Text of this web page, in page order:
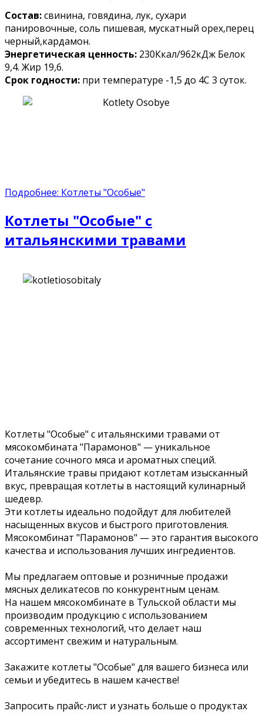
Состав:свинина, говядина, лук, сухари
панировочные, соль пишевая, мускатный орех,перец
черный,кардамон.
Энергетическая ценность: 230Ккал/962кДж Белок
9,4. Жир 19,6.
Срок годности: при температуре -1,5 до 4С 3 суток.
Подробнее: Котлеты "Особые"
Котлеты "Особые" с
итальянскими травами
Котлеты "Особые" с итальянскими травами от
мясокомбината "Парамонов" — уникальное
сочетание сочного мяса и ароматных специй.
Итальянские травы придают котлетам изысканный
вкус, превращая котлеты в настоящий кулинарный
шедевр.
Эти котлеты идеально подойдут для любителей
насыщенных вкусов и быстрого приготовления.
Мясокомбинат "Парамонов" — это гарантия высокого
качества и использования лучших ингредиентов.
Мы предлагаем оптовые и розничные продажи
мясных деликатесов по конкурентным ценам.
На нашем мясокомбинате в Тульской области мы
производим продукцию с использованием
современных технологий, что делает наш
ассортимент свежим и натуральным.
Закажите котлеты "Особые" для вашего бизнеса или
семьи и убедитесь в нашем качестве!
Запросить прайс-лист и узнать больше о продуктах